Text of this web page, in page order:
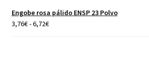
40,00€
Engobe rosa pálido ENSP 23 Polvo
3,76€-6,72€Rango